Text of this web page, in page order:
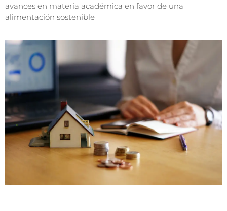
avances en materia académica en favor de una
alimentación sostenible